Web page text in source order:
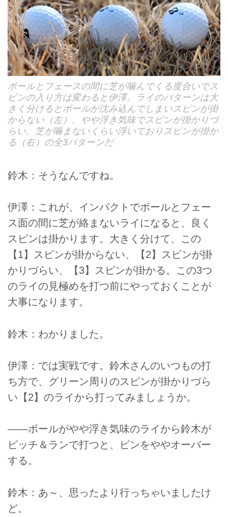
ボールとフェースの間に芝が噛んでくる度合いでス
ピンの入り方は変わると伊澤。ライのパターンは大
きく分けるとボールが沈み込んでしまいスピンが掛
からない（左）、やや浮き気味でスピンが掛かりづ
らい、芝が噛まないくらい浮いておりスピンが掛か
る（右）の全3パターンだ
鈴木：そうなんですね。
伊澤：これが、インパクトでボールとフェー
ス面の間に芝が絡まないライになると、良く
スピンは掛かります。大きく分けて、この
【1】スピンが掛からない、【2】スピンが掛
かりづらい、【3】スピンが掛かる。この3つ
のライの見極めを打つ前にやっておくことが
大事になります。
鈴木：わかりました。
伊澤：では実戦です。鈴木さんのいつもの打
ち方で、グリーン周りのスピンが掛かりづら
い【2】のライから打ってみましょうか。
――ボールがやや浮き気味のライから鈴木が
ピッチ＆ランで打つと、ピンをややオーバー
する。
鈴木：あ～、思ったより行っちゃいましたけ
ど。